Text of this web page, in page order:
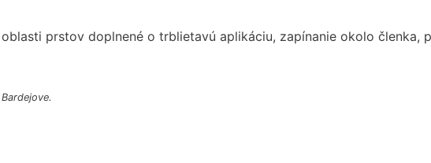
prstov doplnené o trblietavú aplikáciu, zapínanie okolo členka,